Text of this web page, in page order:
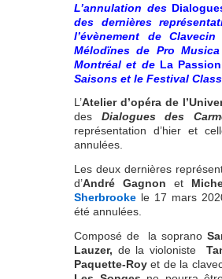
L’annulation des
des dernières
l’évènement de
Mélodïnes de Pro
Montréal et de La
Saisons et le Festival
L’Atelier d’opéra de
des Dialogues des
représentation d’hier et
annulées.
Les deux dernières
d’André Gagnon et
Sherbrooke le 17 mars
été annulées.
Composé de la soprano
Lauzer, de la violoniste
Paquette-Roy et de la